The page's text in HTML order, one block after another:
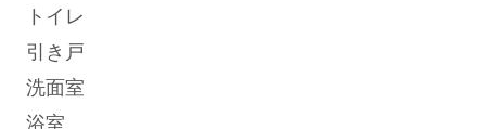
トイレ
引き戸
洗面室
浴室